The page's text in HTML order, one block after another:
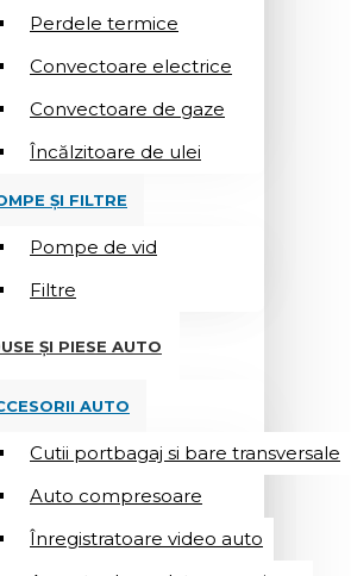
Perdele termice
Convectoare electrice
Convectoare de gaze
Încălzitoare de ulei
ȘI FILTRE
Pompe de vid
Filtre
ȘI PIESE AUTO
AUTO
Cutii portbagaj si bare transversale
Auto compresoare
Înregistratoare video auto